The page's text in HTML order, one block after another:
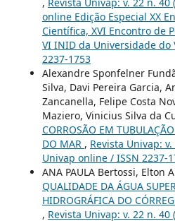
, Revista Univap: v. 22 n. 40
online Edição Especial XX
Científica, XVI Encontro de
VI INID da Universidade do
2237-1753
Alexandre Sponfelner
Silva, Davi Pereira Garcia,
Zancanella, Felipe Costa
Maziero, Vinicius Silva da
CORROSÃO EM
DO MAR , Revista Univap:
Univap online / ISSN 2237-
ANA PAULA Bertossi, Elton
QUALIDADE DA ÁGUA
HIDROGRÁFICA DO
, Revista Univap: v. 22 n. 40